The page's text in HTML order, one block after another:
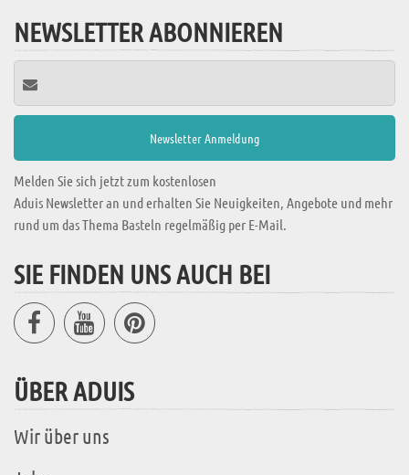
NEWSLETTER ABONNIEREN
Melden Sie sich jetzt zum kostenlosen
Aduis Newsletter an und erhalten Sie Neuigkeiten, Angebote und mehr
rund um das Thema Basteln regelmäßig per E-Mail.
SIE FINDEN UNS AUCH BEI
ÜBER ADUIS
Wir über uns